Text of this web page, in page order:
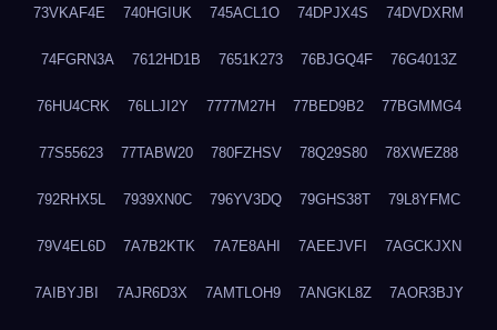
73VKAF4E 740HGIUK 745ACL1O 74DPJX4S 74DVDXRM
74FGRN3A 7612HD1B 7651K273 76BJGQ4F 76G4013Z
76HU4CRK 76LLJI2Y 7777M27H 77BED9B2 77BGMMG4
77S55623 77TABW20 780FZHSV 78Q29S80 78XWEZ88
792RHX5L 7939XN0C 796YV3DQ 79GHS38T 79L8YFMC
79V4EL6D 7A7B2KTK 7A7E8AHI 7AEEJVFI 7AGCKJXN
7AIBYJBI 7AJR6D3X 7AMTLOH9 7ANGKL8Z 7AOR3BJY